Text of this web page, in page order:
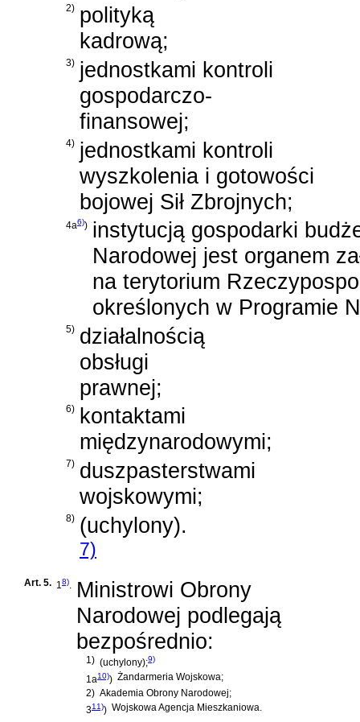
2) polityką
kadrową;
3) jednostkami kontroli
gospodarczo-
finansowej;
4) jednostkami kontroli
wyszkolenia i gotowości
bojowej Sił Zbrojnych;
4a6)) instytucją gospodarki
Narodowej jest organem
na terytorium
określonych w Programie
5) działalnością
obsługi
prawnej;
6) kontaktami
międzynarodowymi;
7) duszpasterstwami
wojskowymi;
8) (uchylony).
7)
Art. 5. 18). Ministrowi Obrony
Narodowej podlegają
bezpośrednio:
1) (uchylony);9)
1a10)) Żandarmeria Wojskowa;
2) Akademia Obrony Narodowej;
311)) Wojskowa Agencja Mieszkaniowa.